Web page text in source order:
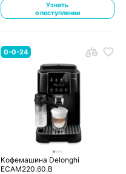
Узнать
о поступлении
0-0-24
Кофемашина Delonghi
ECAM220.60.B